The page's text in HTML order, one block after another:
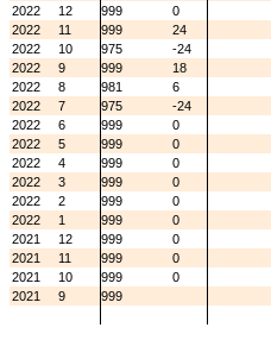
2022
12 999
0
2022
11 999
24
2022
10 975
-24
2022
9 999
18
2022
8 981
6
2022
7 975
-24
2022
6 999
0
2022
5 999
0
2022
4 999
0
2022
3 999
0
2022
2 999
0
2022
1 999
0
2021
12 999
0
2021
11 999
0
2021
10 999
0
2021
9 999